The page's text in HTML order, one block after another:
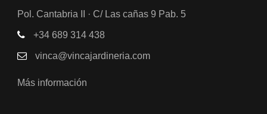
Pol. Cantabria II · C/ Las cañas 9 Pab. 5
+34 689 314 438
vinca@vincajardineria.com
Más información